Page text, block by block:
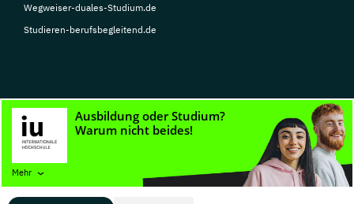
Mehr
Wegweiser-duales-Studium.de
Studieren-berufsbegleitend.de
© Copyright 2026, TarGroup Media GmbH
Nutzungsbedingungen